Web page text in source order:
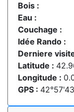
Bois :
Eau :
Couchage :
Idée Rando :
Derniere
Latitude :
Longitude :
GPS :